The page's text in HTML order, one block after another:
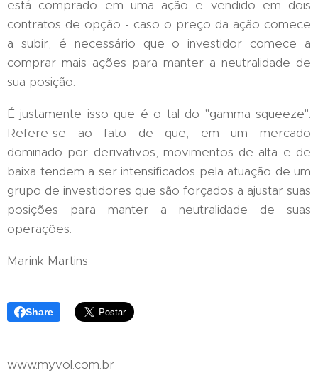
está comprado em uma ação e vendido em dois
contratos de opção - caso o preço da ação comece
a subir, é necessário que o investidor comece a
comprar mais ações para manter a neutralidade de
sua posição.
É justamente isso que é o tal do "gamma squeeze".
Refere-se ao fato de que, em um mercado
dominado por derivativos, movimentos de alta e de
baixa tendem a ser intensificados pela atuação de um
grupo de investidores que são forçados a ajustar suas
posições para manter a neutralidade de suas
operações.
Marink Martins
Share
www.myvol.com.br